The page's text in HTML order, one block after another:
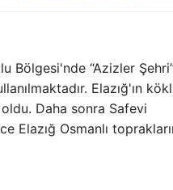
Bölgesi'nde “Azizler
Elazığ'ın
Daha sonra Safevi
Elazığ Osmanlı